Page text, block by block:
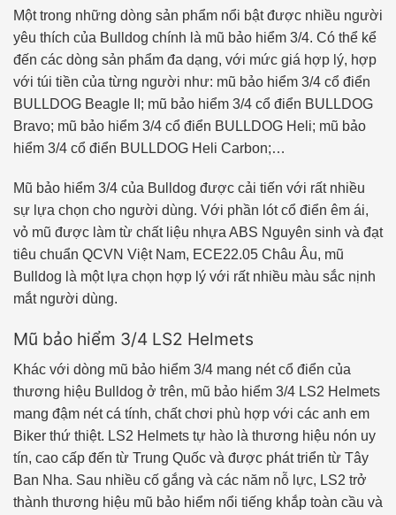
Một trong những dòng sản phẩm nổi bật được nhiều người
yêu thích của Bulldog chính là mũ bảo hiểm 3/4. Có thể kể
đến các dòng sản phẩm đa dạng, với mức giá hợp lý, hợp
với túi tiền của từng người như: mũ bảo hiểm 3/4 cổ điển
BULLDOG Beagle II; mũ bảo hiểm 3/4 cổ điển BULLDOG
Bravo; mũ bảo hiểm 3/4 cổ điển BULLDOG Heli; mũ bảo
hiểm 3/4 cổ điển BULLDOG Heli Carbon;…
Mũ bảo hiểm 3/4 của Bulldog được cải tiến với rất nhiều
sự lựa chọn cho người dùng. Với phần lót cổ điển êm ái,
vỏ mũ được làm từ chất liệu nhựa ABS Nguyên sinh và đạt
tiêu chuẩn QCVN Việt Nam, ECE22.05 Châu Âu, mũ
Bulldog là một lựa chọn hợp lý với rất nhiều màu sắc nịnh
mắt người dùng.
Mũ bảo hiểm 3/4 LS2 Helmets
Khác với dòng mũ bảo hiểm 3/4 mang nét cổ điển của
thương hiệu Bulldog ở trên, mũ bảo hiểm 3/4 LS2 Helmets
mang đậm nét cá tính, chất chơi phù hợp với các anh em
Biker thứ thiệt. LS2 Helmets tự hào là thương hiệu nón uy
tín, cao cấp đến từ Trung Quốc và được phát triển từ Tây
Ban Nha. Sau nhiều cố gắng và các năm nỗ lực, LS2 trở
thành thương hiệu mũ bảo hiểm nổi tiếng khắp toàn cầu và